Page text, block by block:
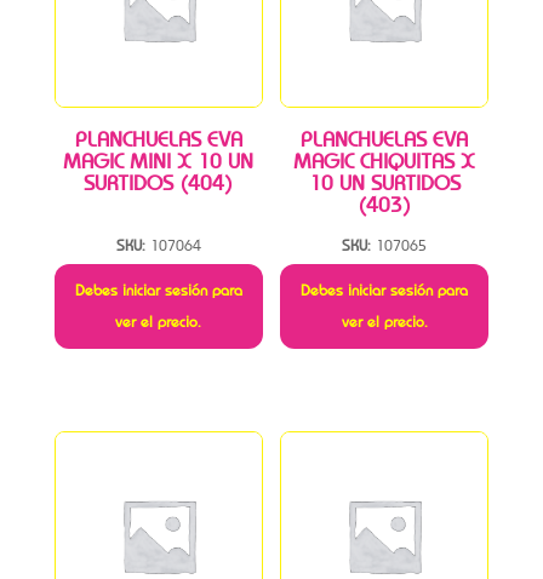
PLANCHUELAS EVA
MAGIC MINI X 10 UN
SURTIDOS (404)
SKU: 107064
Debes iniciar sesión para
ver el precio.
PLANCHUELAS EVA
MAGIC CHIQUITAS X
10 UN SURTIDOS
(403)
SKU: 107065
Debes iniciar sesión para
ver el precio.